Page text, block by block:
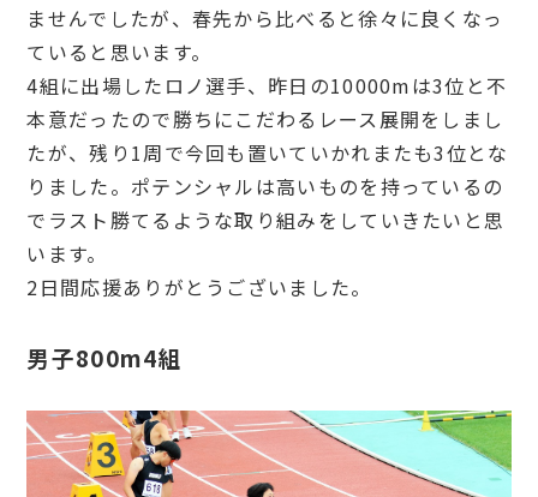
ませんでしたが、春先から比べると徐々に良くなっ
ていると思います。
4組に出場したロノ選手、昨日の10000mは3位と不
本意だったので勝ちにこだわるレース展開をしまし
たが、残り1周で今回も置いていかれまたも3位とな
りました。ポテンシャルは高いものを持っているの
でラスト勝てるような取り組みをしていきたいと思
います。
2日間応援ありがとうございました。
男子800m4組